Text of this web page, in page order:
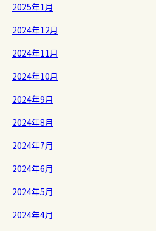
2025年1月
2024年12月
2024年11月
2024年10月
2024年9月
2024年8月
2024年7月
2024年6月
2024年5月
2024年4月